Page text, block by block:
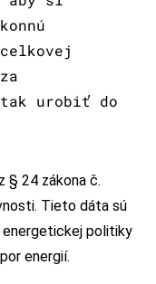
urobiť do
§ 24 zákona č.
Tieto dáta sú
politiky
energií.